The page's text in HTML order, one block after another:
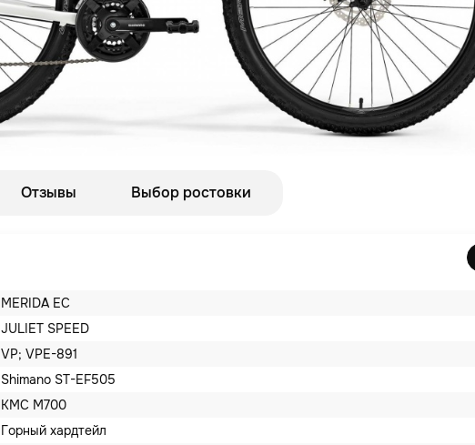
Отзывы Выбор ростовки
MERIDA EC
JULIET SPEED
VP; VPE-891
Shimano ST-EF505
KMC M700
Горный хардтейл